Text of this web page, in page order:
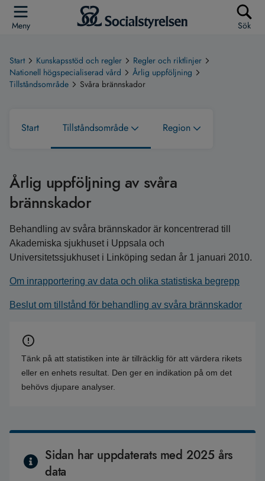
Meny Sök
Start Kunskapsstöd och regler
Regler och riktlinjer
Nationell högspecialiserad vård
Årlig uppföljning
Tillståndsområde
Svåra brännskador
Start Tillståndsområde Region
Årlig uppföljning av svåra
brännskador
Behandling av svåra brännskador är koncentrerad till
Akademiska sjukhuset i Uppsala och
Universitetssjukhuset i Linköping sedan år 1 januari 2010.
Om inrapportering av data och olika statistiska begrepp
Beslut om tillstånd för behandling av svåra brännskador
Tänk på att statistiken inte är tillräcklig för att värdera rikets
eller en enhets resultat. Den ger en indikation på om det
behövs djupare analyser.
Sidan har uppdaterats med 2025 års
data